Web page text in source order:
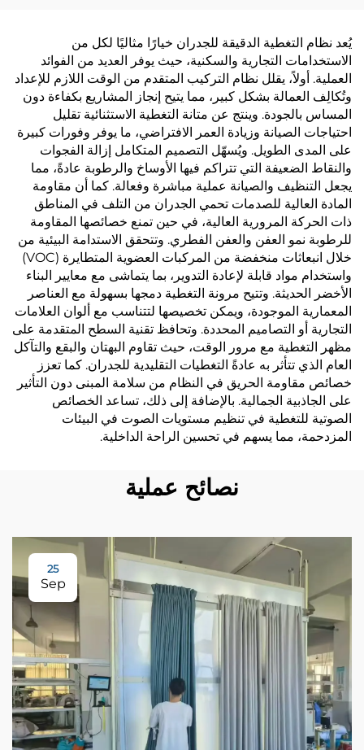
غير منسوجة، 2.8 متر
يُعد نظام التغطية الدقيقة للجدران خيارًا مثاليًا لكل من
الاستخدامات التجارية والسكنية، حيث يوفر العديد من الفوائد
العملية. أولاً، يقلل نظام التركيب المتقدم من الوقت اللازم للإعداد
وتُكالِف العمالة بشكل كبير، مما يتيح إنجاز المشاريع بكفاءة دون
المساس بالجودة. وينتج عن متانة التغطية الاستثنائية تقليل
احتياجات الصيانة وزيادة العمر الافتراضي، ما يوفر وفورات كبيرة
على المدى الطويل. ويُسهّل التصميم المتكامل إزالة الفجوات
والنقاط الضعيفة التي تتراكم فيها الأوساخ والرطوبة عادةً، مما
يجعل التنظيف والصيانة عملية مباشرة وفعالة. كما أن مقاومة
المادة العالية للصدمات تحمي الجدران من التلف في المناطق
ذات الحركة المرورية العالية، في حين تمنع خصائصها المقاومة
للرطوبة نمو العفن والعفن الفطري. وتتحقق الاستدامة البيئية من
خلال انبعاثات منخفضة من المركبات العضوية المتطايرة (VOC)
واستخدام مواد قابلة لإعادة التدوير، بما يتماشى مع معايير البناء
الأخضر الحديثة. وتتيح مرونة التغطية دمجها بسهولة مع العناصر
المعمارية الموجودة، ويمكن تخصيصها لتتناسب مع ألوان العلامات
التجارية أو التصاميم المحددة. وتحافظ تقنية السطح المتقدمة على
مظهر التغطية مع مرور الوقت، حيث تقاوم البهتان والبقع والتآكل
العام الذي تتأثر به عادةً التغطيات التقليدية للجدران. كما تعزز
خصائص مقاومة الحريق في النظام من سلامة المبنى دون التأثير
على الجاذبية الجمالية. بالإضافة إلى ذلك، تساعد الخصائص
الصوتية للتغطية في تنظيم مستويات الصوت في البيئات
المزدحمة، مما يسهم في تحسين الراحة الداخلية.
نصائح عملية
25
Sep